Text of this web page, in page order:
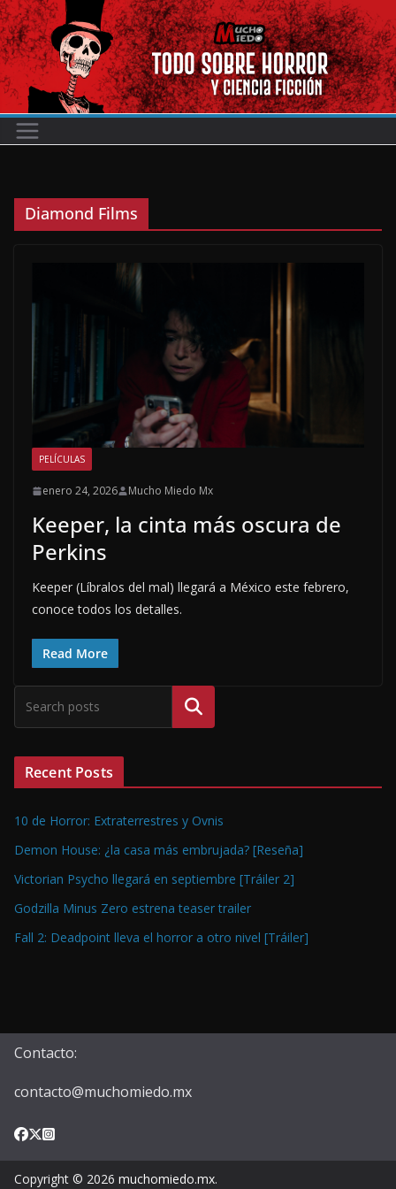
Saltar
al
contenido
Diamond Films
PELÍCULAS
enero 24, 2026 Mucho Miedo Mx
Keeper, la cinta más oscura de
Perkins
Keeper (Líbralos del mal) llegará a México este febrero,
conoce todos los detalles.
Read More
Buscar
Recent Posts
10 de Horror: Extraterrestres y Ovnis
Demon House: ¿la casa más embrujada? [Reseña]
Victorian Psycho llegará en septiembre [Tráiler 2]
Godzilla Minus Zero estrena teaser trailer
Fall 2: Deadpoint lleva el horror a otro nivel [Tráiler]
Contacto:
contacto@muchomiedo.mx
Copyright © 2026 muchomiedo.mx.